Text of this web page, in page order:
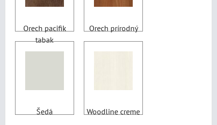
Orech pacifik
tabak
Orech prírodný
Šedá Woodline creme